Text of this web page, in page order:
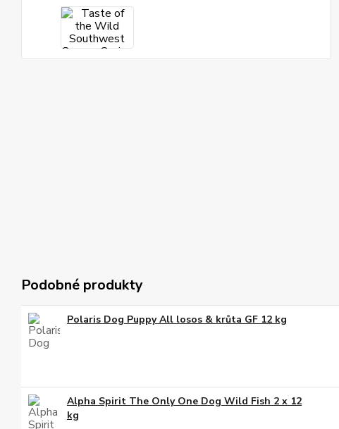
Podobné produkty
Polaris Dog Puppy All losos & krůta GF 12 kg
Alpha Spirit The Only One Dog Wild Fish 2 x 12
kg